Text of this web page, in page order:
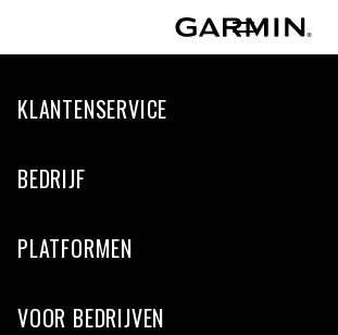
KLANTENSERVICE
BEDRIJF
PLATFORMEN
VOOR BEDRIJVEN